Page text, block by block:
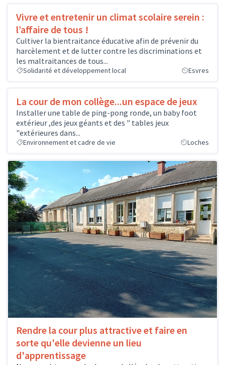
Vivre et entretenir un climat scolaire serein :
l’affaire de tous !
Cultiver la bientraitance éducative afin de prévenir du
harcèlement et de lutter contre les discriminations et
les maltraitances de tous...
Solidarité et développement local Esvres
La cour de mon collège...un espace de jeux
Installer une table de ping-pong ronde, un baby foot
extérieur ,des jeux géants et des " tables jeux
"extérieures dans...
Environnement et cadre de vie Loches
Rendre la cour plus attractive et faire en
sorte qu'elle devienne un lieu
d'apprentissage